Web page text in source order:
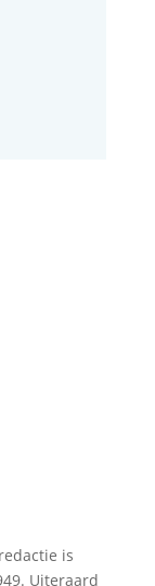
is
Uiteraard